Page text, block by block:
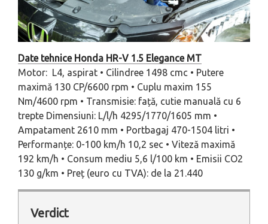
Date tehnice Honda HR-V 1.5 Elegance MT
Motor: L4, aspirat • Cilindree 1498 cmc • Putere
maximă 130 CP/6600 rpm • Cuplu maxim 155
Nm/4600 rpm • Transmisie: față, cutie manuală cu 6
trepte Dimensiuni: L/l/h 4295/1770/1605 mm •
Ampatament 2610 mm • Portbagaj 470-1504 litri •
Performanțe: 0-100 km/h 10,2 sec • Viteză maximă
192 km/h • Consum mediu 5,6 l/100 km • Emisii CO2
130 g/km • Preț (euro cu TVA): de la 21.440
Verdict